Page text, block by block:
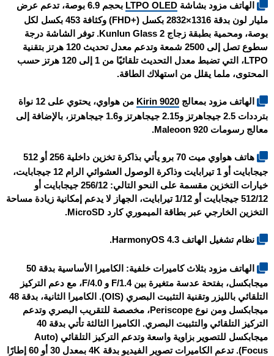
الهاتف مزود بشاشة LTPO OLED
بحجم 6.9 بوصة، تدعم عرض
مليار لون بدقة 1316×2832 بكسل (+FHD) وكثافة 453 بكسل لكل
بوصة، ومحمية بطبقة زجاج Kunlun Glass 2. توفر الشاشة درجة
سطوع تصل إلى 2500 شمعة وتدعم معدل تحديث 120 هرتز بتقنية
LTPO، التي تضبط معدل التحديث تلقائيًا من 1 إلى 120 هرتز حسب
المحتوى، ملما يقلل من استهلاك الطاقة.
الهاتف مزود بمعالج Kirin 9020
من هواوي، يحتوي على 12 نواة
بترددات 2.5 جيجاهرتز و2.15 جيجاهرتز و1.6 جيجاهرتز، بالإضافة إلى
معالج رسومات Maleoon 920.
هاتف هواوي ميت 70 برو يأتي بذاكرة تخزين داخلية 256 أو 512
جيجابايت أو 1 تيرابايت وذاكرة الوصول العشوائي الرام 12 جيجابايت،
خيارات التخزين مقسمة على النحو التالي: 256/12 جيجابايت أو
512/12 جيجابايت أو 1/12 تيرابايت، الجهاز لا يدعم إمكانية زيادة مساحة
التخزين الخارجي عبر بطاقة الميموري كارد MicroSD.
نظام تشغيل الهاتف HarmonyOS 4.3.
الهاتف مزود بثلاث كاميرات خلفية: الكاميرا الأساسية بدقة 50
ميجابكسل، بفتحة عدسة متغيرة بين F/1.4 و F/4.0، مع دعم التركيز
التلقائي بالليزر وتقنية التثبيت البصري (OIS). الكاميرا الثانية، بدقة 48
ميجابكسل ومن نوع Periscope، مخصصة للتقريب البصري وتدعم
التركيز التلقائي والتثبيت البصري. الكاميرا الثالثة تأتي بدقة 40
ميجابكسل للتصوير بزاوية واسعة وتدعم التركيز التلقائي (Auto
Focus). تدعم الكاميرات تصوير الفيديو بدقة 4K بمعدل 30 أو 60 إطارًا